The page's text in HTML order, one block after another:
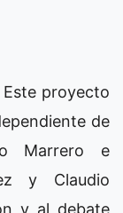
proyecto
de
Marrero e
y Claudio